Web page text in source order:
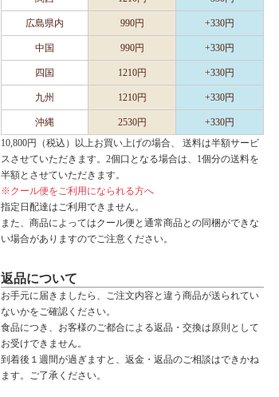
広島県内 990円 +330円
中国 990円 +330円
四国 1210円 +330円
九州 1210円 +330円
沖縄 2530円
+330円
10,800円（税込）以上お買い上げの場合、 送料は半額サービ
スさせていただきます。2個口となる場合は、1個分の送料を
半額とさせていただきます。
※クール便をご利用になられる方へ
指定日配達はご利用できません。
また、商品によってはクール便と通常商品との同梱ができな
い場合がありますのでご注意ください。
返品について
お手元に届きましたら、ご注文内容と違う商品が送られてい
ないかをご確認ください。
食品につき、お客様のご都合による返品・交換は原則として
お受けできません。
到着後１週間が過ぎますと、返金・返品のご相談はできかね
ます。ご了承ください。